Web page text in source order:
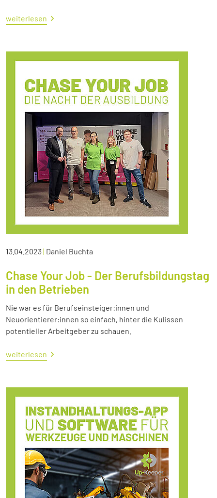
weiterlesen
13.04.2023| Daniel Buchta
Chase Your Job - Der Berufsbildungstag
in den Betrieben
Nie war es für Berufseinsteiger:innen und
Neuorientierer:innen so einfach, hinter die Kulissen
potentieller Arbeitgeber zu schauen.
weiterlesen